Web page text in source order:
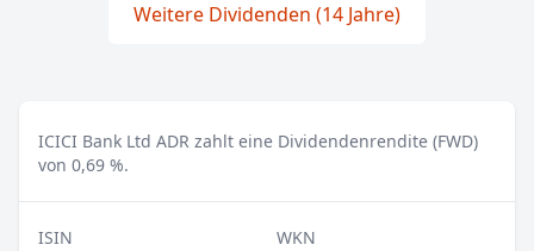
Weitere Dividenden (14 Jahre)
ICICI Bank Ltd ADR zahlt eine Dividendenrendite (FWD)
von 0,69 %.
ISIN
WKN